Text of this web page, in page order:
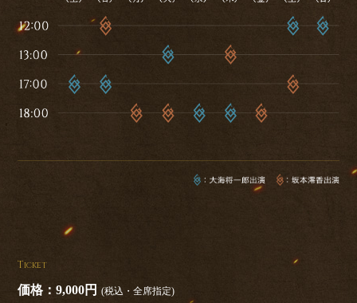
TICKET
価格：9,000円 (税込・全席指定)